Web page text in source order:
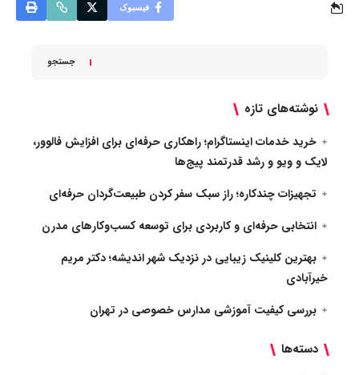
فیسبوک
جستجو
نوشته‌های تازه
خرید خدمات اینستاگرام؛ راهکاری حرفه‌ای برای افزایش فالوور،
لایک و ویو و رشد قدرتمند پیج‌ها
تجهیزات چندکاره؛ راز سبک سفر کردن طبیعت‌گردان حرفه‌ای
انتخابی حرفه‌ای و کاربردی برای توسعه کسب‌وکارهای مدرن
بهترین کلینیک زیبایی در نزدیک شهر اندیشه؛ دکتر مریم
خیرآبادی
بررسی کیفیت آموزشی مدارس خصوصی در تهران
دسته‌ها